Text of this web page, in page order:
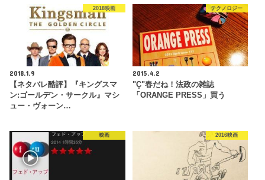
2018映画
2018.1.9
【ネタバレ酷評】『キングスマ
ン:ゴールデン・サークル』マシ
ュー・ヴォーン…
テクノロジー
2015.4.2
"Ç"春だね！法政の雑誌
「ORANGE PRESS」買う
映画 2016映画